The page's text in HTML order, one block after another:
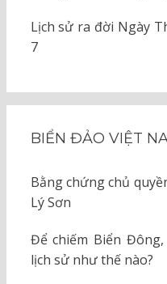
Lịch sử ra đời Ngày
7
BIỂN ĐẢO VIỆT
Bằng chứng chủ
Lý Sơn
Để chiếm Biển
lịch sử như thế nào?